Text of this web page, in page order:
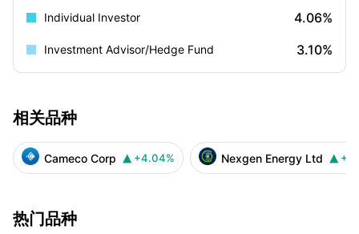
Individual Investor 4.06%
Investment Advisor/Hedge Fund 3.10%
相关品种
Cameco Corp  +4.04% Nexgen Energy Ltd 
热门品种